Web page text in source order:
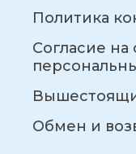
Политика
Согласие на
Обмен и